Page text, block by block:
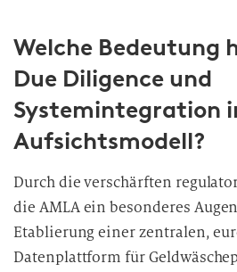
Welche Bedeutung
Due Diligence und
Systemintegration
Aufsichtsmodell?
Durch die verschärften
die AMLA ein besonderes
Etablierung einer zentralen,
Datenplattform für